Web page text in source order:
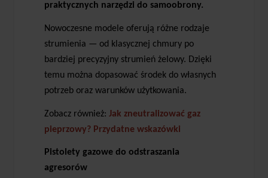
praktycznych narzędzi do samoobrony.
Nowoczesne modele oferują różne rodzaje
strumienia — od klasycznej chmury po
bardziej precyzyjny strumień żelowy. Dzięki
temu można dopasować środek do własnych
potrzeb oraz warunków użytkowania.
Zobacz również: Jak zneutralizować gaz
pieprzowy? Przydatne wskazówki
Pistolety gazowe do odstraszania
agresorów